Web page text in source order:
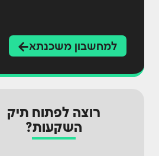
למחשבון משכנתא
רוצה לפתוח תיק
השקעות?